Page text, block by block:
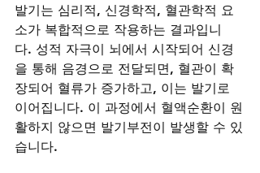
발기는 심리적, 신경학적, 혈관학적 요
소가 복합적으로 작용하는 결과입니
다. 성적 자극이 뇌에서 시작되어 신경
을 통해 음경으로 전달되면, 혈관이 확
장되어 혈류가 증가하고, 이는 발기로
이어집니다. 이 과정에서 혈액순환이 원
활하지 않으면 발기부전이 발생할 수 있
습니다.